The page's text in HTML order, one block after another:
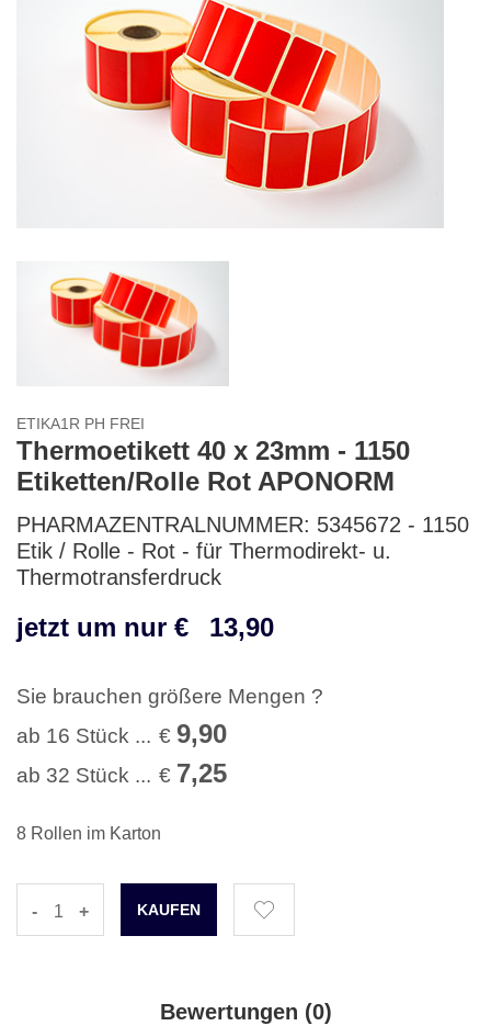
ETIKA1R PH FREI
Thermoetikett 40 x 23mm - 1150
Etiketten/Rolle Rot APONORM
PHARMAZENTRALNUMMER: 5345672 - 1150
Etik / Rolle - Rot - für Thermodirekt- u.
Thermotransferdruck
jetzt um nur € 13,90
Sie brauchen größere Mengen ?
ab 16 Stück ... € 9,90
ab 32 Stück ... € 7,25
8 Rollen im Karton
- +
Bewertungen (0)